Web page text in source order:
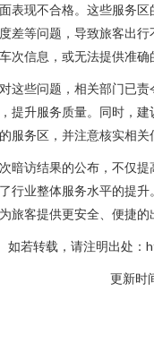
表现不合格。这些服务
差等问题，导致旅客出
次信息，或无法提供准确
这些问题，相关部门已
提升服务质量。同时，
服务区，并注意核实相关
暗访结果的公布，不仅
行业整体服务水平的提
旅客提供更安全、便捷的
如若转载，请注明出处
更新时